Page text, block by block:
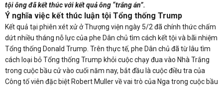
tội ông đã kết thúc với kết quả ông “trắng án”.
Ý nghĩa việc kết thúc luận tội Tổng thống Trump
Kết quả tại phiên xét xử ở Thượng viện ngày 5/2 đã chính thức chấm
dứt nhiều tháng nỗ lực của phe Dân chủ tìm cách kết tội và bãi nhiệm
Tổng thống Donald Trump. Trên thực tế, phe Dân chủ đã từ lâu tìm
cách loại bỏ Tổng thống Trump khỏi cuộc chạy đua vào Nhà Trắng
trong cuộc bầu cử vào cuối năm nay, bắt đầu là cuộc điều tra của
Công tố viên đặc biệt Robert Muller về vai trò của Nga trong cuộc bầu